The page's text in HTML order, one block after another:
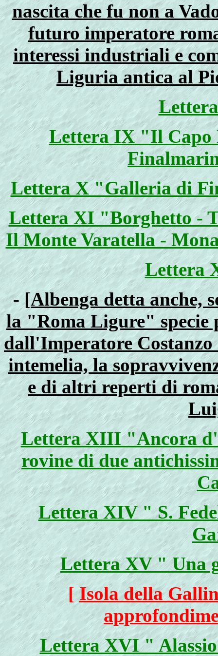
nascita che fu non a
futuro imperatore
interessi industriali e
Liguria antica al
Lettera IX "Il Capo
Lettera X "Galleria di
Lettera XI "Borghetto -
Il Monte Varatella -
Lettera
- [Albenga detta anche,
la "Roma Ligure"
dall'Imperatore Costanzo
intemelia, la
e di altri reperti di
Lettera XIII "Ancora
rovine di due
Lettera XIV " S.
Lettera XV " Una
[Isola della
Lettera XVI "